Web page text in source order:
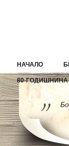
НАЧАЛО
80-ГОДИШНИНА